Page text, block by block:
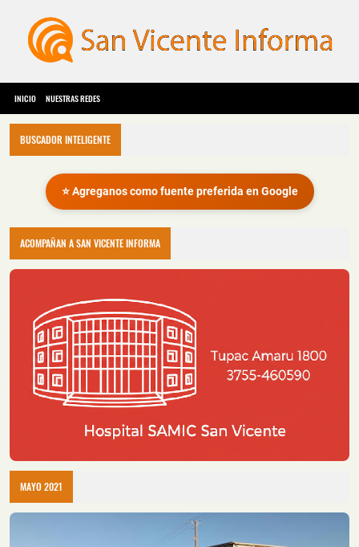
INICIO NUESTRAS REDES
BUSCADOR INTELIGENTE
⭐ Agreganos como fuente preferida en Google
ACOMPAÑAN A SAN VICENTE INFORMA
MAYO 2021